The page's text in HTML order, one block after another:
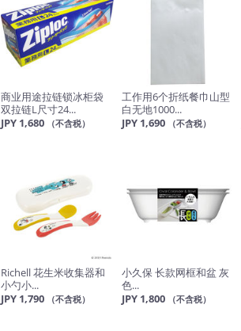
商业用途拉链锁冰柜袋
双拉链L尺寸24...
JPY 1,680
（不含税）
工作用6个折纸餐巾山型
白无地1000...
JPY 1,690
（不含税）
Richell 花生米收集器和
小勺小...
JPY 1,790
（不含税）
小久保 长款网框和盆 灰
色...
JPY 1,800
（不含税）